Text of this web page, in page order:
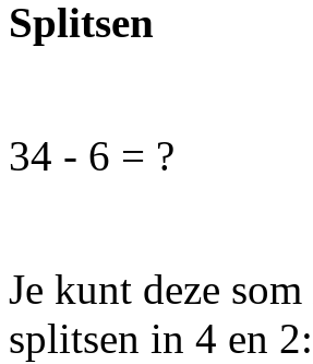
Splitsen
34 - 6 = ?
Je kunt deze
splitsen in 4 en 2: